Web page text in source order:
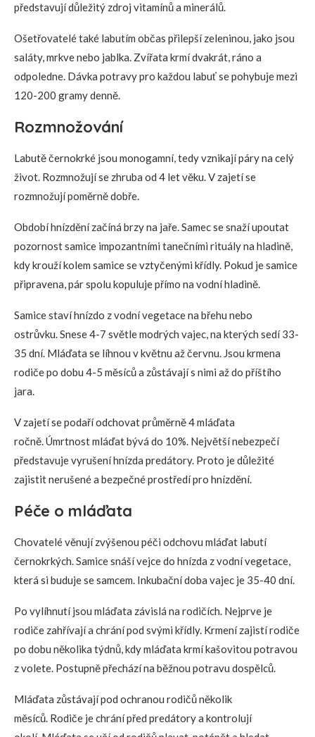
představují důležitý zdroj vitamínů a minerálů.
Ošetřovatelé také labutím občas přilepší zeleninou, jako jsou
saláty, mrkve nebo jablka. Zvířata krmí dvakrát, ráno a
odpoledne. Dávka potravy pro každou labuť se pohybuje mezi
120-200 gramy denně.
Rozmnožování
Labutě černokrké jsou monogamní, tedy vznikají páry na celý
život. Rozmnožují se zhruba od 4 let věku. V zajetí se
rozmnožují poměrně dobře.
Období hnízdění začíná brzy na jaře. Samec se snaží upoutat
pozornost samice impozantními tanečními rituály na hladině,
kdy krouží kolem samice se vztyčenými křídly. Pokud je samice
připravena, pár spolu kopuluje přímo na vodní hladině.
Samice staví hnízdo z vodní vegetace na břehu nebo
ostrůvku. Snese 4-7 světle modrých vajec, na kterých sedí 33-
35 dní. Mláďata se líhnou v květnu až červnu. Jsou krmena
rodiče po dobu 4-5 měsíců a zůstávají s nimi až do příštího
jara.
V zajetí se podaří odchovat průměrně 4 mláďata
ročně. Úmrtnost mláďat bývá do 10%. Největší nebezpečí
představuje vyrušení hnízda predátory. Proto je důležité
zajistit nerušené a bezpečné prostředí pro hnízdění.
Péče o mláďata
Chovatelé věnují zvýšenou péči odchovu mláďat labutí
černokrkých. Samice snáší vejce do hnízda z vodní vegetace,
která si buduje se samcem. Inkubační doba vajec je 35-40 dní.
Po vylíhnutí jsou mláďata závislá na rodičích. Nejprve je
rodiče zahřívají a chrání pod svými křídly. Krmení zajistí rodiče
po dobu několika týdnů, kdy mláďata krmí kašovitou potravou
z volete. Postupně přechází na běžnou potravu dospělců.
Mláďata zůstávají pod ochranou rodičů několik
měsíců. Rodiče je chrání před predátory a kontrolují